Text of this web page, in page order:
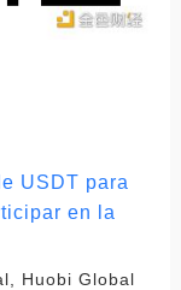
USDT para
en la
Huobi Global